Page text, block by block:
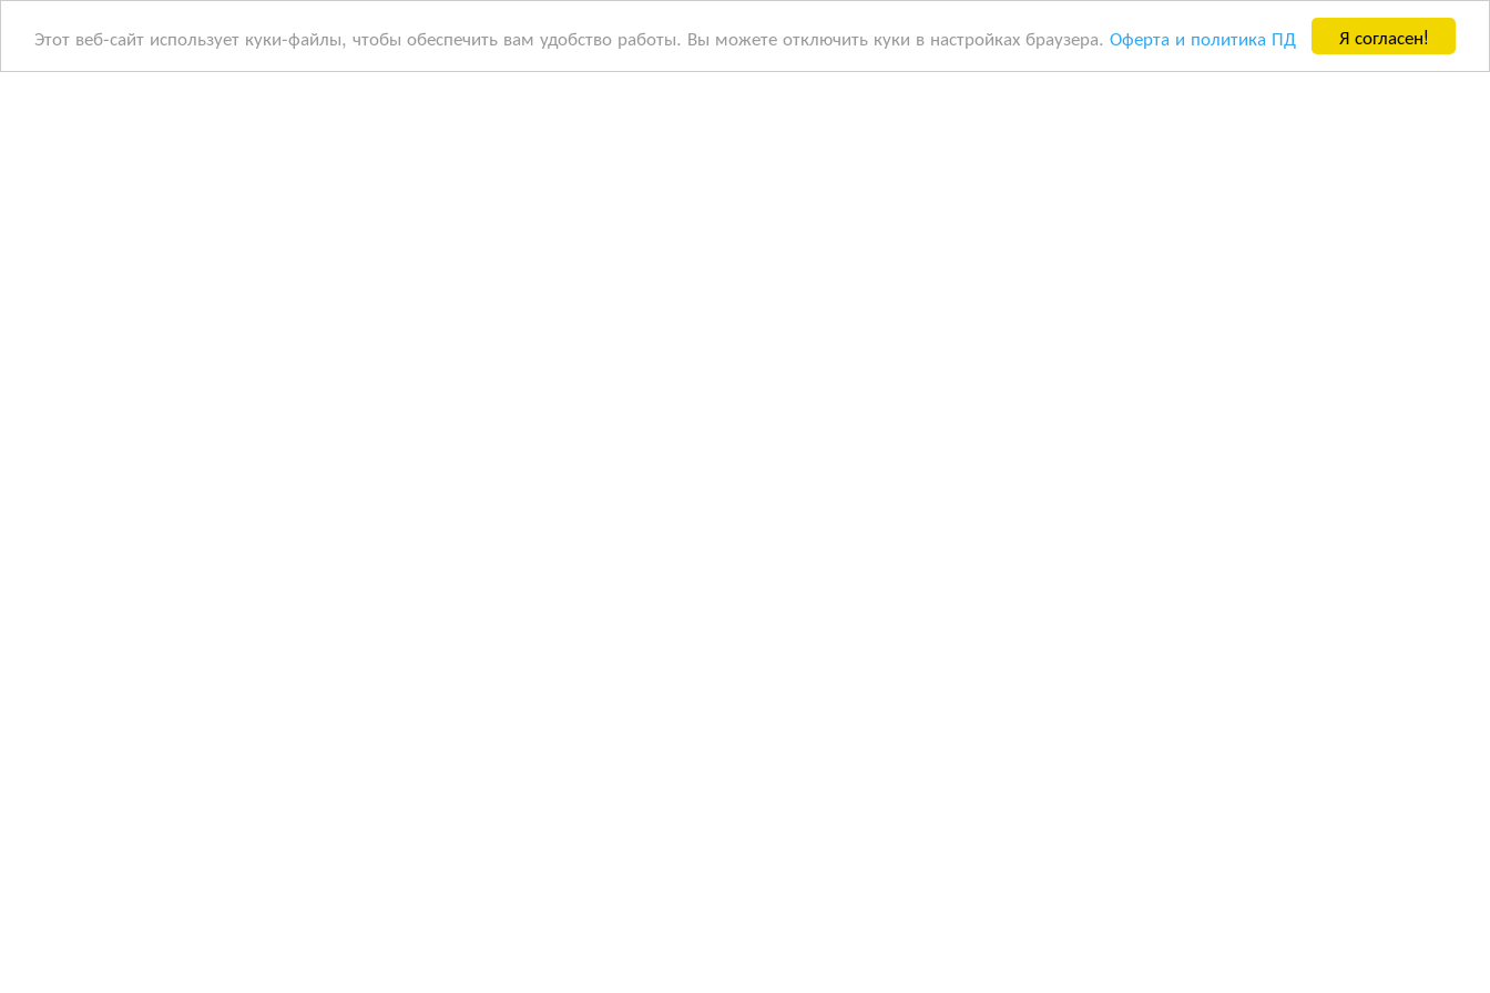
Я согласен!
Этот веб-сайт использует куки-файлы, чтобы обеспечить вам удобство работы. Вы можете отключить куки в настройках браузера. Оферта и политика ПД